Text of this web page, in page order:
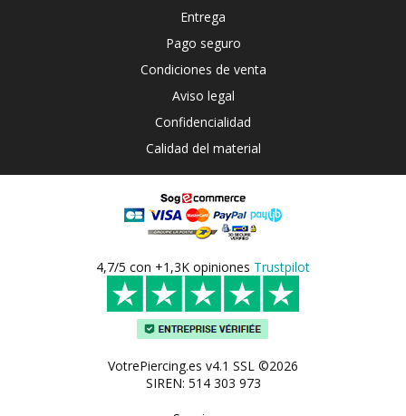
Entrega
Pago seguro
Condiciones de venta
Aviso legal
Confidencialidad
Calidad del material
4,7/5 con +1,3K opiniones Trustpilot
VotrePiercing.es v4.1 SSL ©2026
SIREN: 514 303 973